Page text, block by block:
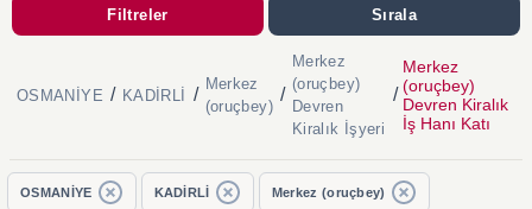
Filtreler Sırala
OSMANİYE / KADİRLİ /
Merkez
(oruçbey)
/
Merkez
(oruçbey)
Devren
Kiralık İşyeri
/
Merkez
(oruçbey)
Devren Kiralık
İş Hanı Katı
OSMANİYE KADİRLİ Merkez (oruçbey)